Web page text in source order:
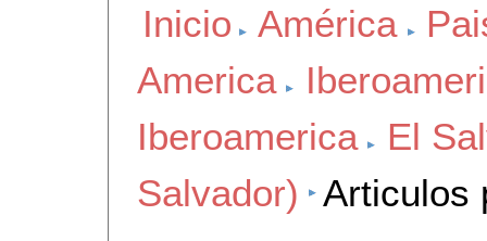
Inicio América
America
Iberoamerica
El
Salvador)
Articulos